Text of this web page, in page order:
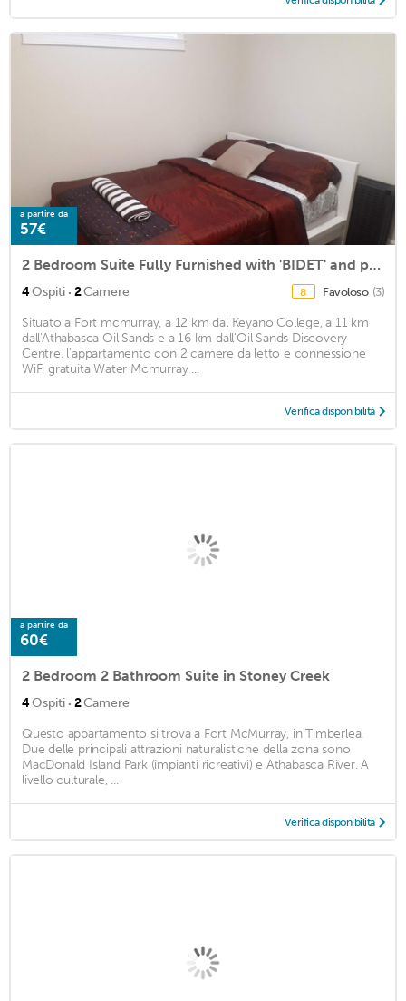
a partire da
57€
2 Bedroom Suite Fully Furnished with 'BIDET' and plenty of Toilet Paper
4Ospiti · 2Camere 8 Favoloso (3)
Situato a Fort mcmurray, a 12 km dal Keyano College, a 11 km
dall'Athabasca Oil Sands e a 16 km dall'Oil Sands Discovery
Centre, l'appartamento con 2 camere da letto e connessione
WiFi gratuita Water Mcmurray ...
Verifica disponibilità
a partire da
60€
2 Bedroom 2 Bathroom Suite in Stoney Creek
4Ospiti · 2Camere
Questo appartamento si trova a Fort McMurray, in Timberlea.
Due delle principali attrazioni naturalistiche della zona sono
MacDonald Island Park (impianti ricreativi) e Athabasca River. A
livello culturale, ...
Verifica disponibilità